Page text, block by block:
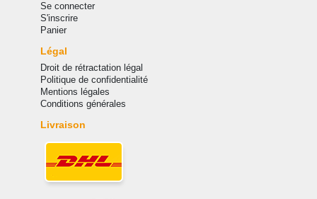
Se connecter
S'inscrire
Panier
Légal
Droit de rétractation légal
Politique de confidentialité
Mentions légales
Conditions générales
Livraison